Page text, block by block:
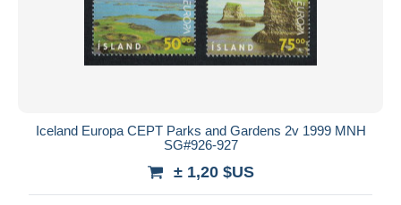
Iceland Europa CEPT Parks and Gardens 2v 1999 MNH
SG#926-927
± 1,20 $US